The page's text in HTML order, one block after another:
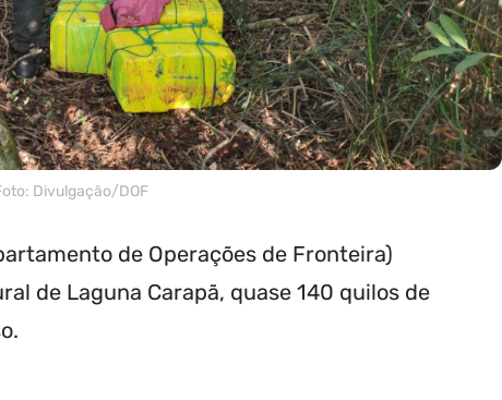
Divulgação/DOF
de Operações de Fronteira)
de Laguna Carapã, quase 140 quilos de